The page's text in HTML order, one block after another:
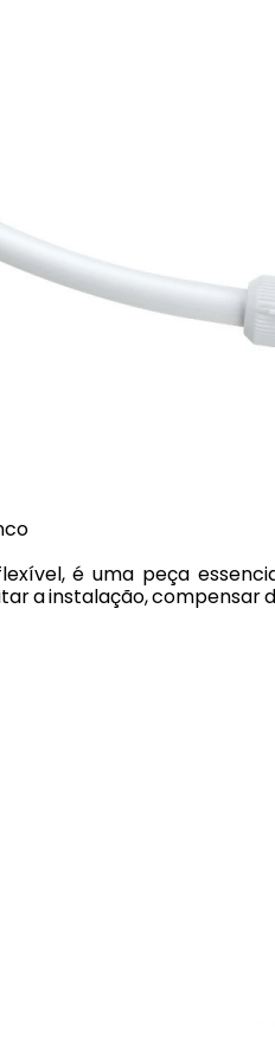
é uma peça
a instalação, compensar